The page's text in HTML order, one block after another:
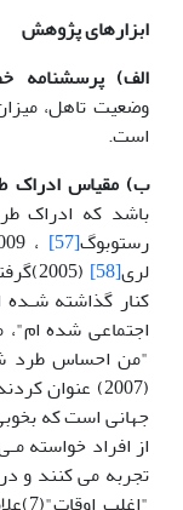
ابزارهای پژوهش
الف) پرسشنامه
وضعیت تاهل،
است.
ب) مقیاس ادراک
باشد که ادراک
رستوبوگ[57]
لری[58]
کنار گذاشته
اجتماعی شده
"من احساس طرد
(2007) عنوان
جهانی است که
از افراد خواسته